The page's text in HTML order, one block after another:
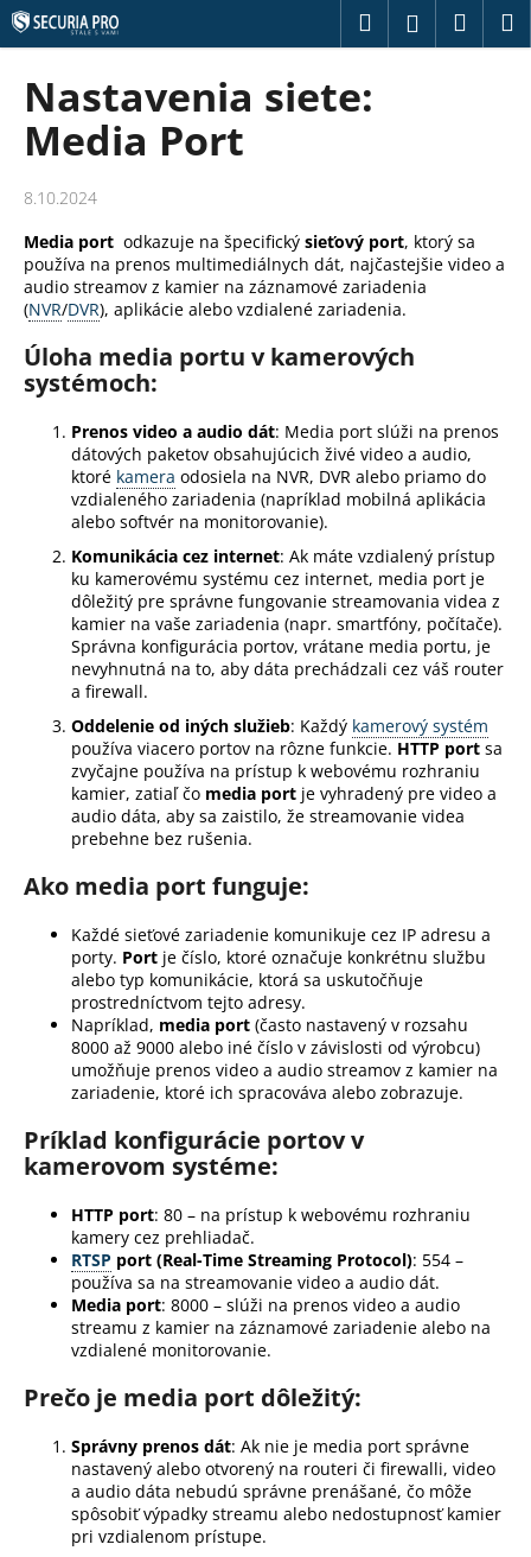
Prejsť
na
obsah
Hľadať
Nastavenia siete:
Media Port
8.10.2024
Media port odkazuje na špecifický sieťový port, ktorý sa
používa na prenos multimediálnych dát, najčastejšie video a
audio streamov z kamier na záznamové zariadenia
(NVR/DVR), aplikácie alebo vzdialené zariadenia.
Úloha media portu v kamerových
systémoch:
Prenos video a audio dát: Media port slúži na prenos
dátových paketov obsahujúcich živé video a audio,
ktoré kamera odosiela na NVR, DVR alebo priamo do
vzdialeného zariadenia (napríklad mobilná aplikácia
alebo softvér na monitorovanie).
Komunikácia cez internet: Ak máte vzdialený prístup
ku kamerovému systému cez internet, media port je
dôležitý pre správne fungovanie streamovania videa z
kamier na vaše zariadenia (napr. smartfóny, počítače).
Správna konfigurácia portov, vrátane media portu, je
nevyhnutná na to, aby dáta prechádzali cez váš router
a firewall.
Oddelenie od iných služieb: Každý kamerový systém
používa viacero portov na rôzne funkcie. HTTP port sa
zvyčajne používa na prístup k webovému rozhraniu
kamier, zatiaľ čo media port je vyhradený pre video a
audio dáta, aby sa zaistilo, že streamovanie videa
prebehne bez rušenia.
Ako media port funguje:
Každé sieťové zariadenie komunikuje cez IP adresu a
porty. Port je číslo, ktoré označuje konkrétnu službu
alebo typ komunikácie, ktorá sa uskutočňuje
prostredníctvom tejto adresy.
Napríklad, media port (často nastavený v rozsahu
8000 až 9000 alebo iné číslo v závislosti od výrobcu)
umožňuje prenos video a audio streamov z kamier na
zariadenie, ktoré ich spracováva alebo zobrazuje.
Príklad konfigurácie portov v
kamerovom systéme:
HTTP port: 80 – na prístup k webovému rozhraniu
kamery cez prehliadač.
RTSP port (Real-Time Streaming Protocol): 554 –
používa sa na streamovanie video a audio dát.
Media port: 8000 – slúži na prenos video a audio
streamu z kamier na záznamové zariadenie alebo na
vzdialené monitorovanie.
Prečo je media port dôležitý:
Správny prenos dát: Ak nie je media port správne
nastavený alebo otvorený na routeri či firewalli, video
a audio dáta nebudú správne prenášané, čo môže
spôsobiť výpadky streamu alebo nedostupnosť kamier
pri vzdialenom prístupe.
K
o
Č
o
p
t
r
e
b
u
HĽADAŤ
e